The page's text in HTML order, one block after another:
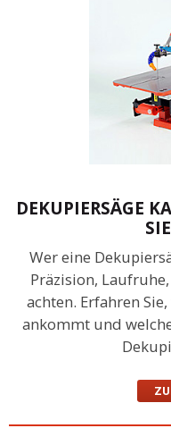
DEKUPIERSÄGE
Wer eine
Präzision,
achten. Erfahren
ankommt und